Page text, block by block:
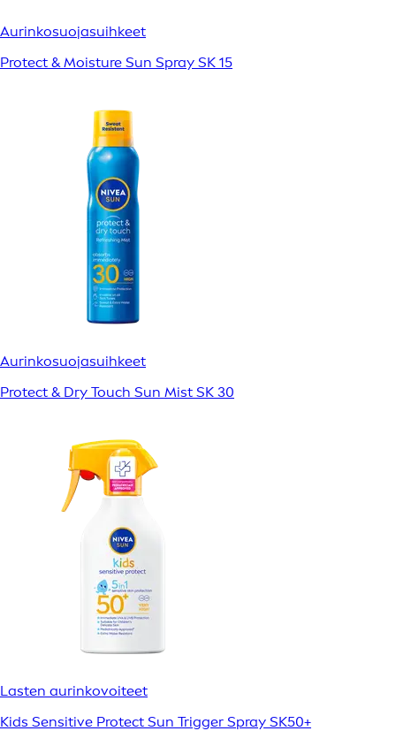
Aurinkosuojasuihkeet
Protect & Moisture Sun Spray SK 15
Aurinkosuojasuihkeet
Protect & Dry Touch Sun Mist SK 30
Lasten aurinkovoiteet
Kids Sensitive Protect Sun Trigger Spray SK50+